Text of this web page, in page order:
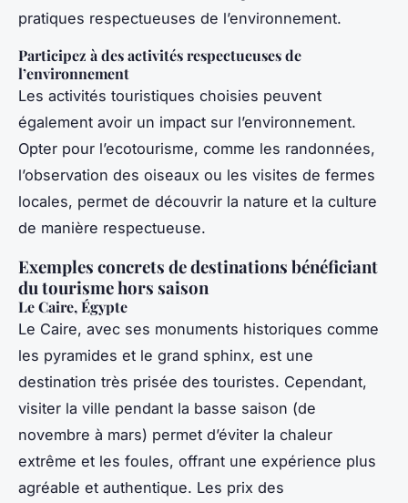
pratiques respectueuses de l’environnement.
Participez à des activités respectueuses de
l’environnement
Les activités touristiques choisies peuvent
également avoir un impact sur l’environnement.
Opter pour l’ecotourisme, comme les randonnées,
l’observation des oiseaux ou les visites de fermes
locales, permet de découvrir la nature et la culture
de manière respectueuse.
Exemples concrets de destinations bénéficiant
du tourisme hors saison
Le Caire, Égypte
Le Caire, avec ses monuments historiques comme
les pyramides et le grand sphinx, est une
destination très prisée des touristes. Cependant,
visiter la ville pendant la basse saison (de
novembre à mars) permet d’éviter la chaleur
extrême et les foules, offrant une expérience plus
agréable et authentique. Les prix des